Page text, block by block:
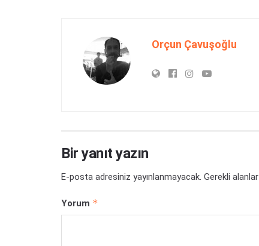
Orçun Çavuşoğlu
Bir yanıt yazın
E-posta adresiniz yayınlanmayacak. Gerekli alanlar
Yorum *